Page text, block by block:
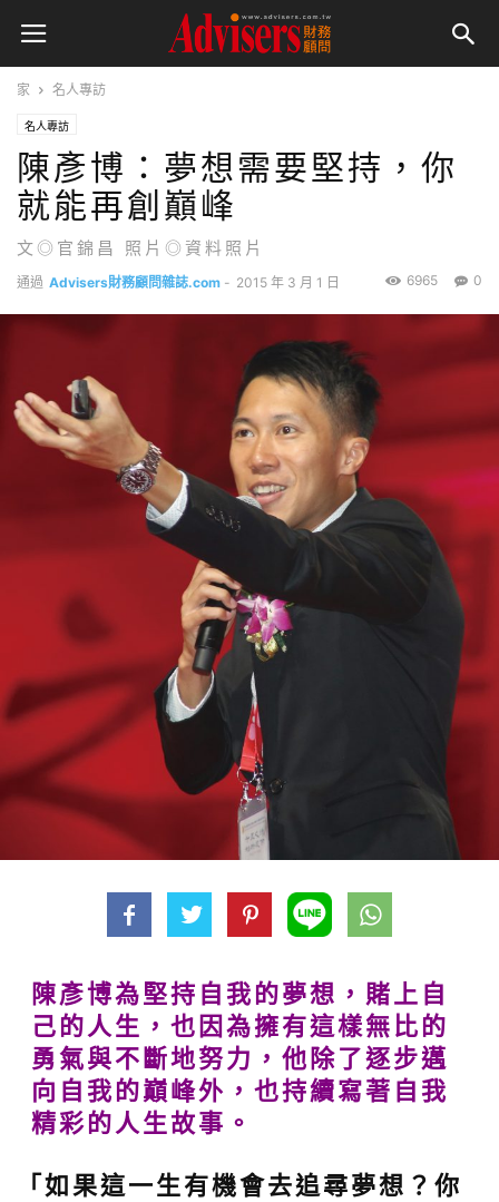
家 名人專訪
名人專訪
陳彥博：夢想需要堅持，你
就能再創巔峰
文◎官錦昌 照片◎資料照片
通過 Advisers財務顧問雜誌.com - 2015 年 3 月 1 日 0
6965
陳彥博為堅持自我的夢想，賭上自
己的人生，也因為擁有這樣無比的
勇氣與不斷地努力，他除了逐步邁
向自我的巔峰外，也持續寫著自我
精彩的人生故事。
「如果這一生有機會去追尋夢想？你